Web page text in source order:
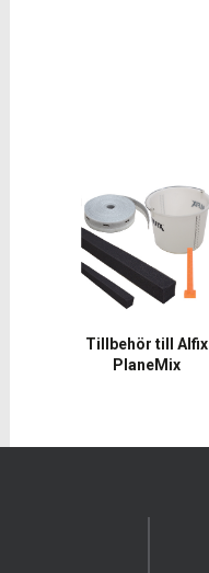
Tillbehör till Alfix
PlaneMix